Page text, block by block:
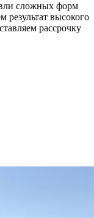
сложных форм
высокого
рассрочку